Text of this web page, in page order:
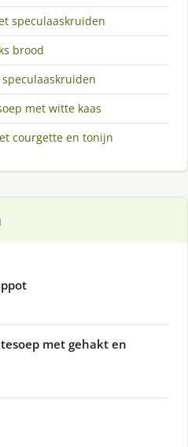
speculaaskruiden
brood
met witte kaas
courgette en tonijn
met gehakt en